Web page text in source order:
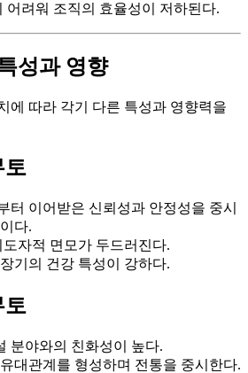
어려워 조직의 효율성이 저하된다.
성과 영향
에 따라 각기 다른 특성과 영향력을
토
터 이어받은 신뢰성과 안정성을 중시
다.
자적 면모가 두드러진다.
기의 건강 특성이 강하다.
토
분야와의 친화성이 높다.
대관계를 형성하며 전통을 중시한다.